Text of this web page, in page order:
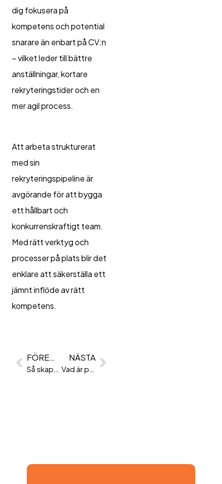
dig fokusera på
kompetens och potential
snarare än enbart på CV:n
– vilket leder till bättre
anställningar, kortare
rekryteringstider och en
mer agil process.
Att arbeta strukturerat
med sin
rekryteringspipeline är
avgörande för att bygga
ett hållbart och
konkurrenskraftigt team.
Med rätt verktyg och
processer på plats blir det
enklare att säkerställa ett
jämnt inflöde av rätt
kompetens.
FÖREGÅENDE NÄSTA